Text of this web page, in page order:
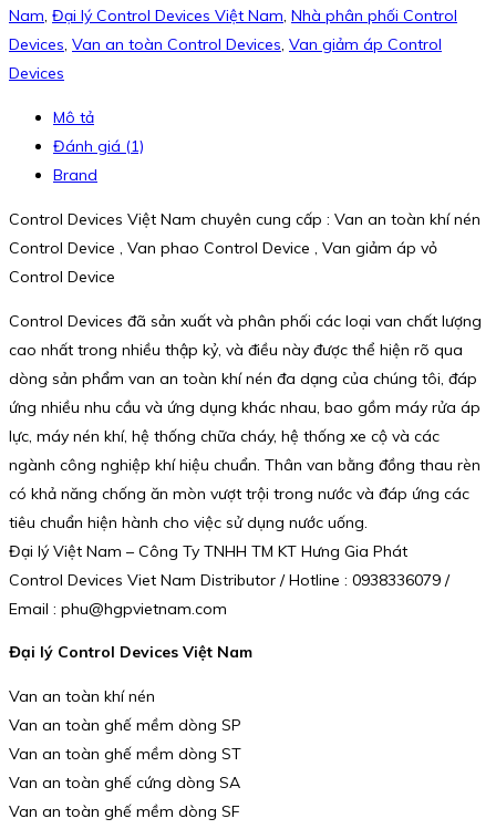
Nam, Đại lý Control Devices Việt Nam, Nhà phân phối Control
Devices, Van an toàn Control Devices, Van giảm áp Control
Devices
Mô tả
Đánh giá (1)
Brand
Control Devices Việt Nam chuyên cung cấp : Van an toàn khí nén
Control Device , Van phao Control Device , Van giảm áp vỏ
Control Device
Control Devices đã sản xuất và phân phối các loại van chất lượng
cao nhất trong nhiều thập kỷ, và điều này được thể hiện rõ qua
dòng sản phẩm van an toàn khí nén đa dạng của chúng tôi, đáp
ứng nhiều nhu cầu và ứng dụng khác nhau, bao gồm máy rửa áp
lực, máy nén khí, hệ thống chữa cháy, hệ thống xe cộ và các
ngành công nghiệp khí hiệu chuẩn. Thân van bằng đồng thau rèn
có khả năng chống ăn mòn vượt trội trong nước và đáp ứng các
tiêu chuẩn hiện hành cho việc sử dụng nước uống.
Đại lý Việt Nam – Công Ty TNHH TM KT Hưng Gia Phát
Control Devices Viet Nam Distributor / Hotline : 0938336079 /
Email : phu@hgpvietnam.com
Đại lý Control Devices Việt Nam
Van an toàn khí nén
Van an toàn ghế mềm dòng SP
Van an toàn ghế mềm dòng ST
Van an toàn ghế cứng dòng SA
Van an toàn ghế mềm dòng SF